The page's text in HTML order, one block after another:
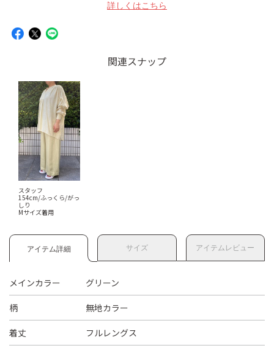
詳しくはこちら
関連スナップ
スタッフ
154cm/ふっくら/がっ
しり
Mサイズ着用
アイテム詳細 サイズ アイテムレビュー
メインカラー グリーン
柄 無地カラー
着丈 フルレングス